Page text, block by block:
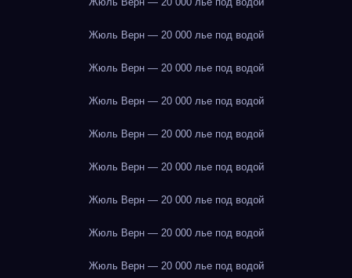
Жюль Верн — 20 000 лье под водой
Жюль Верн — 20 000 лье под водой
Жюль Верн — 20 000 лье под водой
Жюль Верн — 20 000 лье под водой
Жюль Верн — 20 000 лье под водой
Жюль Верн — 20 000 лье под водой
Жюль Верн — 20 000 лье под водой
Жюль Верн — 20 000 лье под водой